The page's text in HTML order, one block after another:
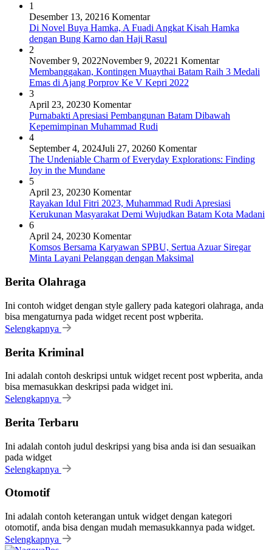
1
Desember 13, 20216 Komentar
Di Novel Buya Hamka, A Fuadi Angkat Kisah Hamka
dengan Bung Karno dan Haji Rasul
2
November 9, 2022November 9, 20221 Komentar
Membanggakan, Kontingen Muaythai Batam Raih 3 Medali
Emas di Ajang Porprov Ke V Kepri 2022
3
April 23, 20230 Komentar
Purnabakti Apresiasi Pembangunan Batam Dibawah
Kepemimpinan Muhammad Rudi
4
September 4, 2024Juli 27, 20260 Komentar
The Undeniable Charm of Everyday Explorations: Finding
Joy in the Mundane
5
April 23, 20230 Komentar
Rayakan Idul Fitri 2023, Muhammad Rudi Apresiasi
Kerukunan Masyarakat Demi Wujudkan Batam Kota Madani
6
April 24, 20230 Komentar
Komsos Bersama Karyawan SPBU, Sertua Azuar Siregar
Minta Layani Pelanggan dengan Maksimal
Berita Olahraga
Ini contoh widget dengan style gallery pada kategori olahraga, anda
bisa mengaturnya pada widget recent post wpberita.
Selengkapnya
Berita Kriminal
Ini adalah contoh deskripsi untuk widget recent post wpberita, anda
bisa memasukkan deskripsi pada widget ini.
Selengkapnya
Berita Terbaru
Ini adalah contoh judul deskripsi yang bisa anda isi dan sesuaikan
pada widget
Selengkapnya
Otomotif
Ini adalah contoh keterangan untuk widget dengan kategori
otomotif, anda bisa dengan mudah memasukkannya pada widget.
Selengkapnya